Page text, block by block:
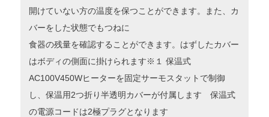
開けていない方の温度を保つことができます。また、カ
バーをした状態でもつねに
食器の残量を確認することができます。はずしたカバー
はボディの側面に掛けられます※１ 保温式
AC100V450Wヒーターを固定サーモスタットで制御
し、保温用2つ折り半透明カバーが付属します 保温式
の電源コードは2極プラグとなります